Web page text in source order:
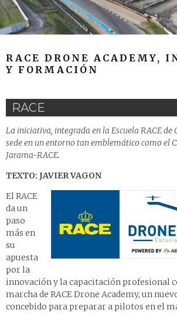
RACE DRONE ACADEMY,
Y FORMACIÓN
RACE
La iniciativa, integrada en la Escuela RACE de
sede en un entorno tan emblemático como el
Jarama-RACE.
TEXTO: JAVIER VAGON
El RACE
da un
paso
más en
su
apuesta
por la
innovación y la capacitación profesional
marcha de RACE Drone Academy, un
concebido para preparar a pilotos en el